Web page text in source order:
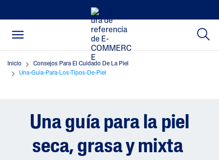
Inicio
Consejos Para El Cuidado De La Piel
Una-Guia-Para-Los-Tipos-De-Piel
Una guía para la piel
seca, grasa y mixta